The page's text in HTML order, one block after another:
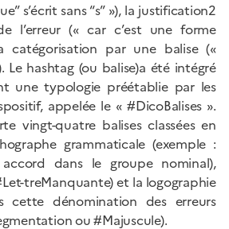
s’écrit sans “s” »), la justification2
l’erreur (« car c’est une forme
catégorisation par une balise («
Le hashtag (ou balise)a été intégré
une typologie préétablie par les
appelée le « #DicoBalises ».
vingt-quatre balises classées en
grammaticale (exemple :
dans le groupe nominal),
treManquante) et la logographie
cette dénomination des erreurs
ou #Majuscule).